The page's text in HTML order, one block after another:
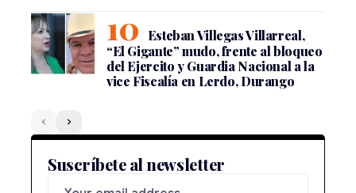
Esteban Villegas Villarreal,
“El Gigante” mudo, frente al bloqueo
del Ejercito y Guardia Nacional a la
vice Fiscalía en Lerdo, Durango
Suscríbete al newsletter